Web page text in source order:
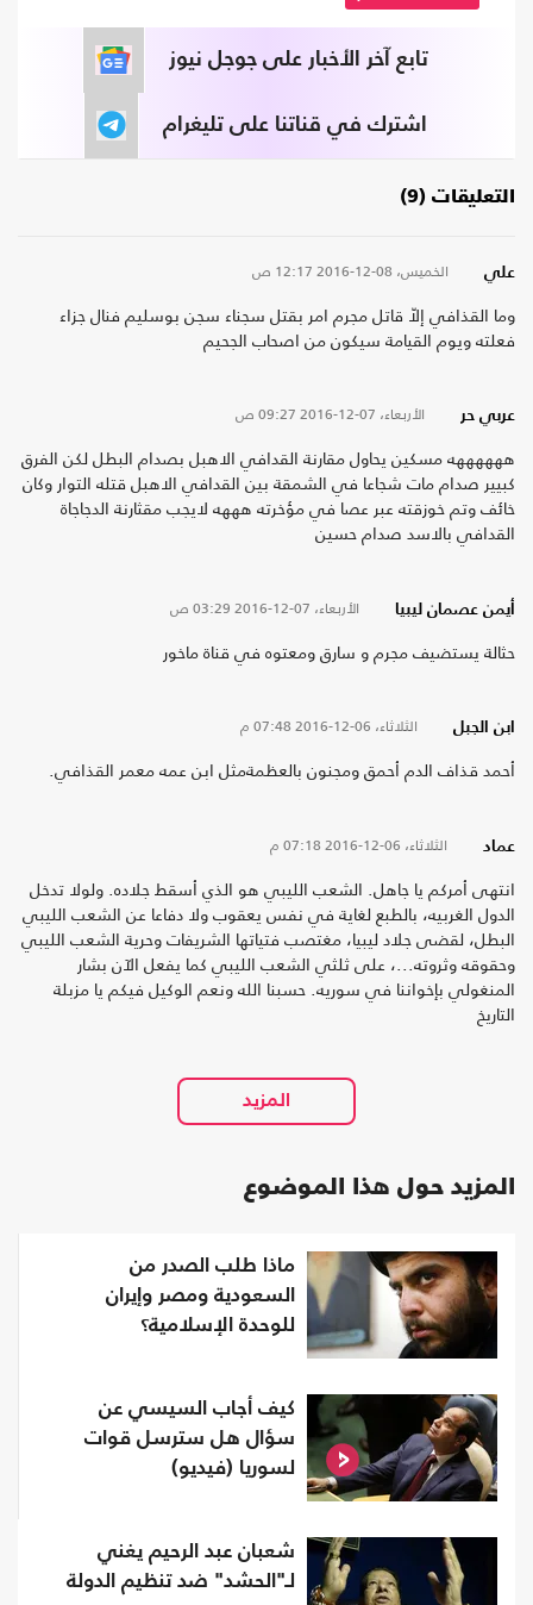
تابع آخر الأخبار على جوجل نيوز
اشترك في قناتنا على تليغرام
التعليقات (9)
علي الخميس، 08-12-2016 12:17 ص
وما القذافي إلاّ قاتل مجرم امر بقتل سجناء سجن بوسليم فنال جزاء
فعلته ويوم القيامة سيكون من اصحاب الجحيم
عربي حر الأربعاء، 07-12-2016 09:27 ص
ههههههه مسكين يحاول مقارنة القدافي الاهبل بصدام البطل لكن الفرق
كبيير صدام مات شجاعا في الشمقة بين القدافي الاهبل قتله التوار وكان
خائف وتم خوزقته عبر عصا في مؤخرته هههه لايجب مقثارنة الدجاجاة
القدافي بالاسد صدام حسين
أيمن عصمان ليبيا الأربعاء، 07-12-2016 03:29 ص
حثالة يستضيف مجرم و سارق ومعتوه في قناة ماخور
ابن الجبل الثلاثاء، 06-12-2016 07:48 م
أحمد قذاف الدم أحمق ومجنون بالعظمةمثل ابن عمه معمر القذافي.
عماد الثلاثاء، 06-12-2016 07:18 م
انتهى أمركم يا جاهل. الشعب الليبي هو الذي أسقط جلاده. ولولا تدخل
الدول الغربيه، بالطبع لغاية في نفس يعقوب ولا دفاعا عن الشعب الليبي
البطل، لقضى جلاد ليبيا، مغتصب فتياتها الشريفات وحرية الشعب الليبي
وحقوقه وثروته...، على ثلثي الشعب الليبي كما يفعل الآن بشار
المنغولي بإخواننا في سوريه. حسبنا الله ونعم الوكيل فيكم يا مزبلة
التاريخ
المزيد حول هذا الموضوع
ماذا طلب الصدر من
السعودية ومصر وإيران
للوحدة الإسلامية؟
كيف أجاب السيسي عن
سؤال هل سترسل قوات
لسوريا (فيديو)
شعبان عبد الرحيم يغني
لـ"الحشد" ضد تنظيم الدولة